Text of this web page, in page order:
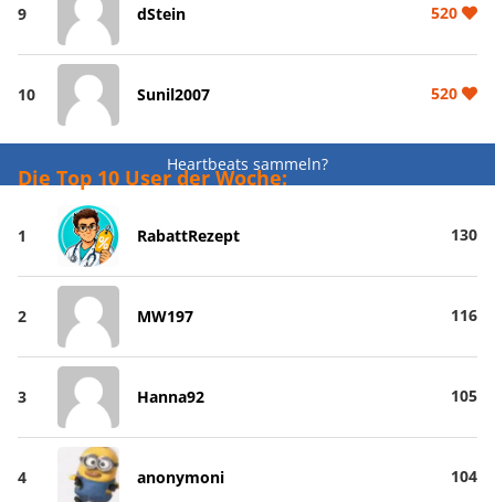
9 dStein 520
10 Sunil2007 520
Heartbeats sammeln?
Die Top 10 User der Woche:
1 RabattRezept 130
2 MW197 116
3 Hanna92 105
4 anonymoni 104